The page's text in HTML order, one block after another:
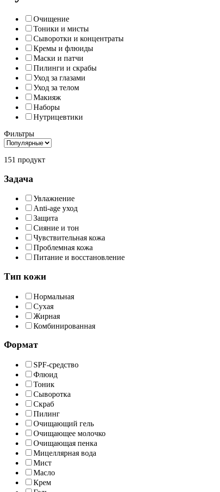
Очищение
Тоники и мисты
Сыворотки и концентраты
Кремы и флюиды
Маски и патчи
Пилинги и скрабы
Уход за глазами
Уход за телом
Макияж
Наборы
Нутрицевтики
Фильтры
151 продукт
Задача
Увлажнение
Anti-age уход
Защита
Сияние и тон
Чувствительная кожа
Проблемная кожа
Питание и восстановление
Тип кожи
Нормальная
Сухая
Жирная
Комбинированная
Формат
SPF-средство
Флюид
Тоник
Сыворотка
Скраб
Пилинг
Очищающий гель
Очищающее молочко
Очищающая пенка
Мицеллярная вода
Мист
Масло
Крем